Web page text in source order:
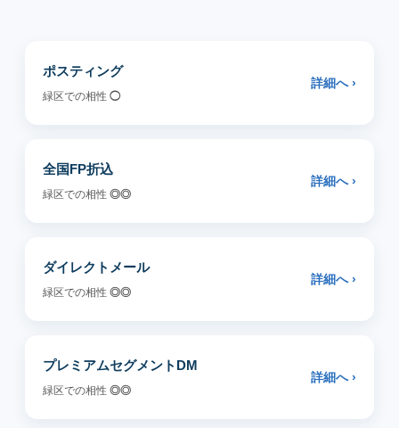
ポスティング
緑区での相性 ◯
詳細へ ›
全国FP折込
緑区での相性 ◎◎
詳細へ ›
ダイレクトメール
緑区での相性 ◎◎
詳細へ ›
プレミアムセグメントDM
緑区での相性 ◎◎
詳細へ ›